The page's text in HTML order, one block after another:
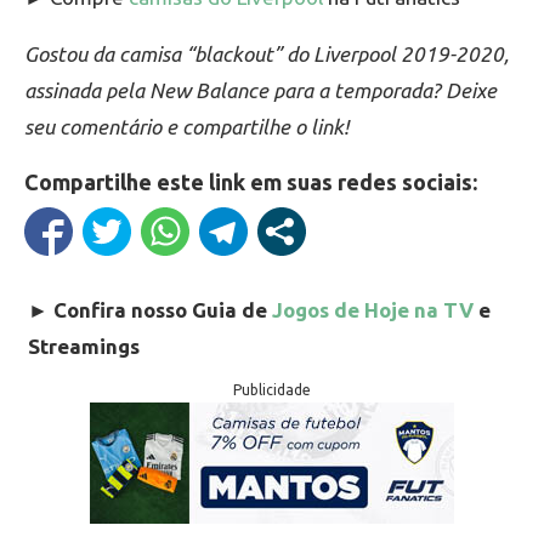
Gostou da camisa “blackout” do Liverpool 2019-2020,
assinada pela New Balance para a temporada? Deixe
seu comentário e compartilhe o link!
Compartilhe este link em suas redes sociais:
► Confira nosso Guia de Jogos de Hoje na TV e
Streamings
Publicidade